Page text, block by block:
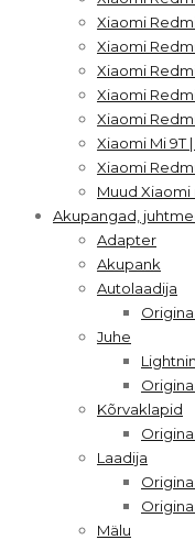
Xiaomi
Xiaomi
Xiaomi
Xiaomi
Xiaomi
Xiaomi Mi 9T
Xiaomi
Muud
Akupangad,
Adapter
Akupank
Autolaadija
Juhe
Kõrvaklapid
Laadija
Mälu